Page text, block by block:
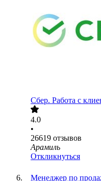
Сбер. Работа с
4.0
•
26619 отзывов
Арамиль
Откликнуться
Менеджер по